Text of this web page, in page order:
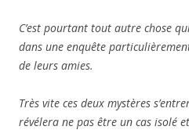
C’est pourtant tout autre chose
dans une enquête
de leurs amies.
Très vite ces deux mystères
révélera ne pas être un cas isolé